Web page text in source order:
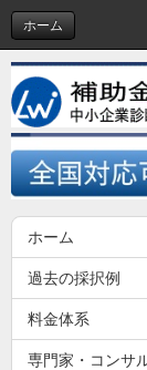
ホーム
ホーム
過去の採択例
料金体系
専門家・コンサ